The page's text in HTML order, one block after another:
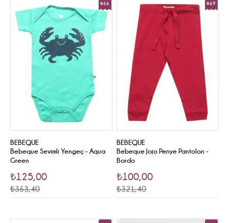
BEBEQUE
Bebeque Sevimli Yengeç - Aqua
Green
₺125,00
₺363,40
%66
Sale
BEBEQUE
Bebeque Jojo Penye Pantolon -
Bordo
₺100,00
₺321,40
%69